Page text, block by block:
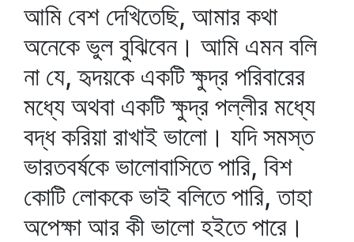
আমি বেশ দেখিতেছি, আমার কথা
অনেকে ভুল বুঝিবেন। আমি এমন বলি
না যে, হৃদয়কে একটি ক্ষুদ্র পরিবারের
মধ্যে অথবা একটি ক্ষুদ্র পল্লীর মধ্যে
বদ্ধ করিয়া রাখাই ভালো। যদি সমস্ত
ভারতবর্ষকে ভালোবাসিতে পারি, বিশ
কোটি লোককে ভাই বলিতে পারি, তাহা
অপেক্ষা আর কী ভালো হইতে পারে।